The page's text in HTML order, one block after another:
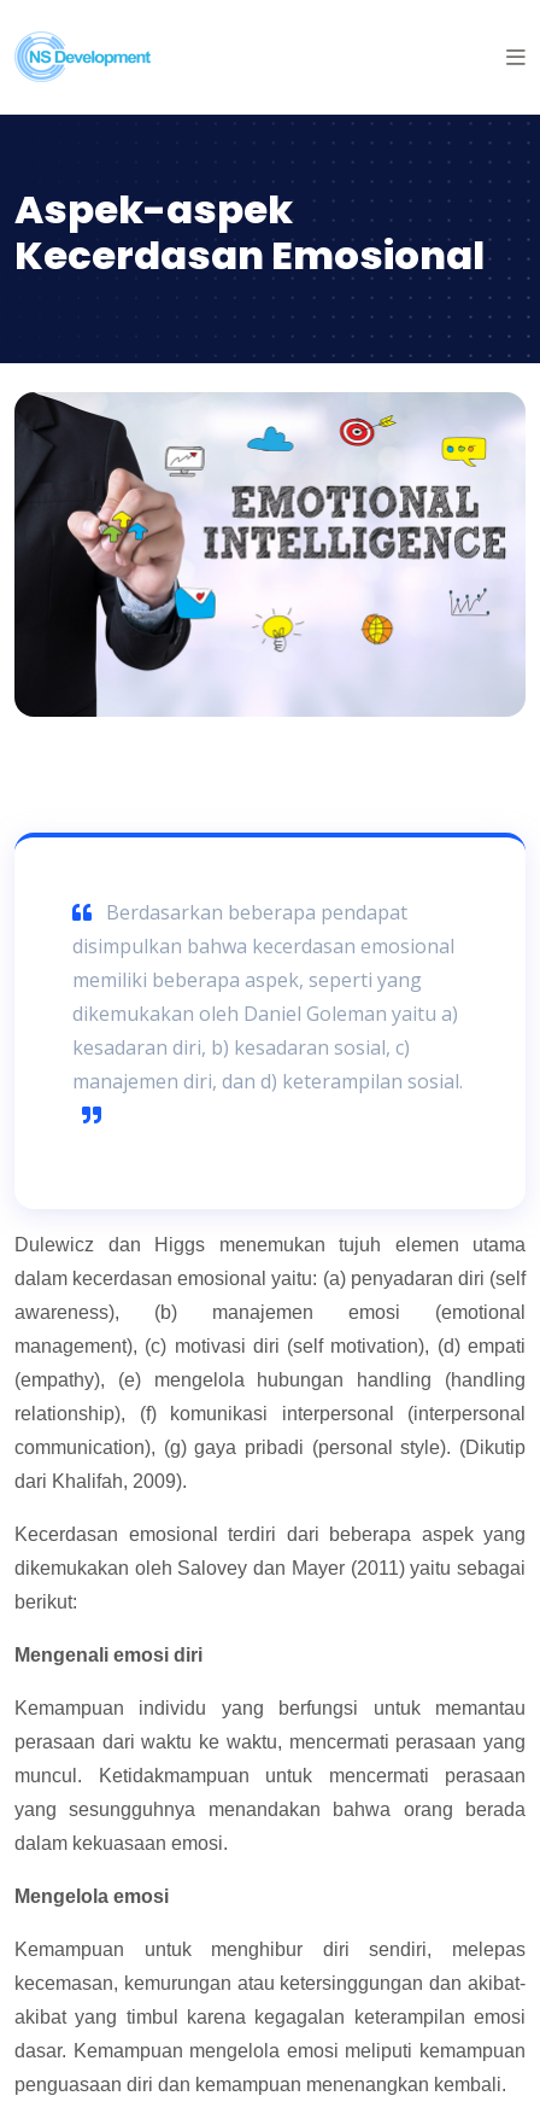
Aspek-aspek
Kecerdasan Emosional
Berdasarkan beberapa pendapat
disimpulkan bahwa kecerdasan emosional
memiliki beberapa aspek, seperti yang
dikemukakan oleh Daniel Goleman yaitu a)
kesadaran diri, b) kesadaran sosial, c)
manajemen diri, dan d) keterampilan sosial.
Dulewicz dan Higgs menemukan tujuh elemen utama
dalam kecerdasan emosional yaitu: (a) penyadaran diri (self
awareness), (b) manajemen emosi (emotional
management), (c) motivasi diri (self motivation), (d) empati
(empathy), (e) mengelola hubungan handling (handling
relationship), (f) komunikasi interpersonal (interpersonal
communication), (g) gaya pribadi (personal style). (Dikutip
dari Khalifah, 2009).
Kecerdasan emosional terdiri dari beberapa aspek yang
dikemukakan oleh Salovey dan Mayer (2011) yaitu sebagai
berikut:
Mengenali emosi diri
Kemampuan individu yang berfungsi untuk memantau
perasaan dari waktu ke waktu, mencermati perasaan yang
muncul. Ketidakmampuan untuk mencermati perasaan
yang sesungguhnya menandakan bahwa orang berada
dalam kekuasaan emosi.
Mengelola emosi
Kemampuan untuk menghibur diri sendiri, melepas
kecemasan, kemurungan atau ketersinggungan dan akibat-
akibat yang timbul karena kegagalan keterampilan emosi
dasar. Kemampuan mengelola emosi meliputi kemampuan
penguasaan diri dan kemampuan menenangkan kembali.